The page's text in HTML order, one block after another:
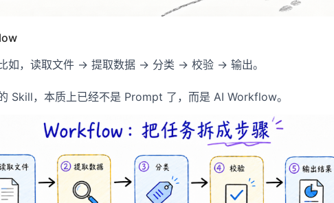
如，读取文件 → 提取数据 → 分类 → 校验 → 输出。
Skill，本质上已经不是 Prompt 了，而是 AI Workflow。